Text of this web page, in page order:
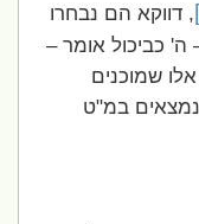
הם נבחרו
כביכול אומר –
שמוכנים
במ"ט